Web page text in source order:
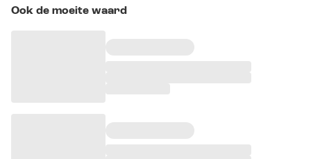
Ook de moeite waard